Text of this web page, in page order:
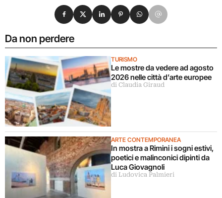
Da non perdere
TURISMO
Le mostre da vedere ad agosto
2026 nelle città d’arte europee
di Claudia Giraud
ARTE CONTEMPORANEA
In mostra a Rimini i sogni estivi,
poetici e malinconici dipinti da
Luca Giovagnoli
di Ludovica Palmieri
Condividi su Facebook
Condividi su X
Condividi su LinkedIn
Condividi su Pinterest
Condividi su WhatsApp
Condividi su Email